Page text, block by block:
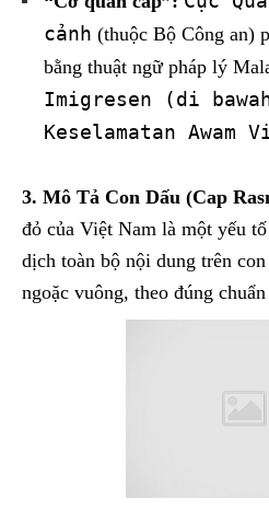
cảnh (thuộc Bộ Công an)
bằng thuật ngữ pháp lý
Imigresen (di
Keselamatan Awam
3. Mô Tả Con Dấu (Cap
đỏ của Việt Nam là một yếu
dịch toàn bộ nội dung trên
ngoặc vuông, theo đúng